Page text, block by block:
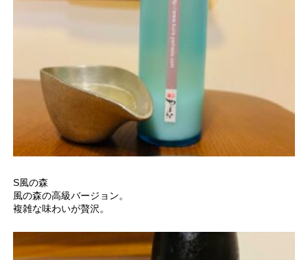
S風の森
風の森の高級バージョン。
複雑な味わいが贅沢。